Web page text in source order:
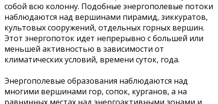
собой всю колонну. Подобные энергополевые потоки
наблюдаются над вершинами пирамид, зиккуратов,
культовых сооружений, отдельных горных вершин.
Этот энергопоток идет непрерывно с большей или
меньшей активностью в зависимости от
климатических условий, времени суток, года.
Энергополевые образования наблюдаются над
многими вершинами гор, сопок, курганов, а на